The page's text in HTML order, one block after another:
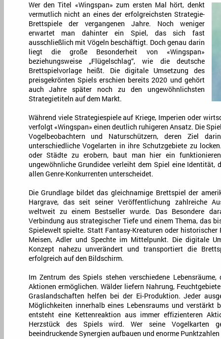
Wer den Titel «Wingspan» zum ersten Mal hört, denkt
vermutlich nicht an eines der erfolgreichsten Strategie-
Brettspiele der vergangenen Jahre. Noch weniger
erwartet man dahinter ein Spiel, das sich fast
ausschließlich mit Vögeln beschäftigt. Doch genau darin
liegt die große Besonderheit von «Wingspan»
beziehungsweise „Flügelschlag“, wie die deutsche
Brettspielvorlage heißt. Die digitale Umsetzung des
preisgekrönten Spiels erschien bereits 2020 und gehört
auch Jahre später noch zu den ungewöhnlichsten
Strategietiteln auf dem Markt.
Während viele Strategiespiele auf Kriege, Imperien oder
verfolgt «Wingspan» einen deutlich ruhigeren Ansatz. Die
Vogelbeobachtern und Naturschützern, deren Ziel
unterschiedliche Vogelarten in ihre Schutzgebiete zu
oder Städte zu erobern, baut man hier ein
ungewöhnliche Grundidee verleiht dem Spiel eine Identität,
allen Genre-Konkurrenten unterscheidet.
Die Grundlage bildet das gleichnamige Brettspiel der
Hargrave, das seit seiner Veröffentlichung zahlreiche
weltweit zu einem Bestseller wurde. Das Besondere
Verbindung aus strategischer Tiefe und einem Thema, das
Spielewelt spielte. Statt Fantasy-Kreaturen oder historischer
Meisen, Adler und Spechte im Mittelpunkt. Die digitale
Konzept nahezu unverändert und transportiert die
erfolgreich auf den Bildschirm.
Im Zentrum des Spiels stehen verschiedene
Aktionen ermöglichen. Wälder liefern Nahrung,
Graslandschaften helfen bei der Ei-Produktion. Jeder
Möglichkeiten innerhalb eines Lebensraums und verstärkt
entsteht eine Kettenreaktion aus immer effizienteren
Herzstück des Spiels wird. Wer seine Vogelkarten
beeindruckende Synergien aufbauen und enorme